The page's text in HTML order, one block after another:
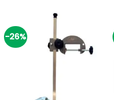
-26%